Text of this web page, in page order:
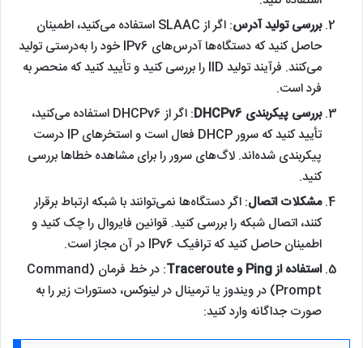
بررسی پیکربندی DHCPv6
تأیید کنید که سرور DHCP فعال است و استخرهای IP درست
پیکربندی شده‌اند. لاگ‌های سرور را برای مشاهده خطاها بررسی
کنید.
مشکلات اتصال
: اگر دستگاه‌ها نمی‌توانند با شبکه ارتباط برقرار
کنند، اتصال شبکه را بررسی کنید. قوانین فایروال را چک کنید و
اطمینان حاصل کنید که ترافیک IPv6 در آن مجاز است.
استفاده از Ping و Traceroute
: در خط فرمان (Command
Prompt) در ویندوز یا ترمینال در لینوکس، دستورات زیر را به
صورت جداگانه وارد کنید:
ping google.com
این دستور بررسی می‌کند که آیا دستگاه شما می‌تواند به سرور گوگل
متصل شود یا خیر و زمان پاسخ را نشان می‌دهد.